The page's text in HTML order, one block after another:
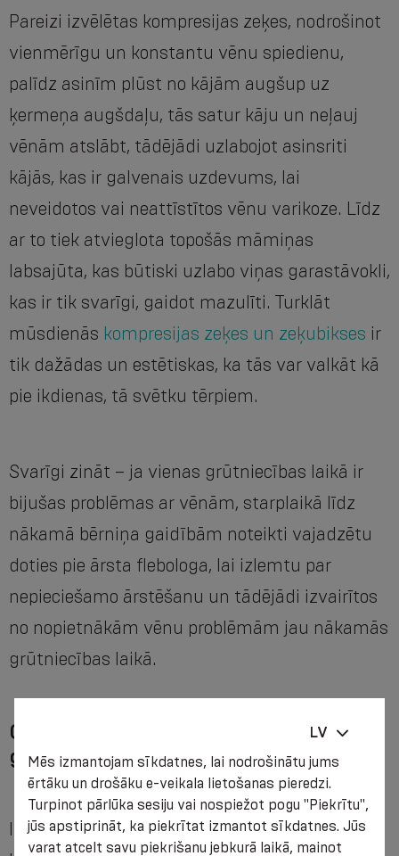
Pareizi izvēlētas kompresijas zeķes, nodrošinot
vienmērīgu un konstantu vēnu spiedienu,
palīdz asinīm plūst no kājām augšup uz
ķermeņa augšdaļu, tās satur kāju un neļauj
vēnām atslābt, tādējādi uzlabojot asinsriti
kājās, kas ir galvenais uzdevums, lai
neveidotos vai neattīstītos vēnu varikoze. Līdz
ar to tiek atvieglota topošās māmiņas
labsajūta, kas būtiski uzlabo viņas garastāvokli,
kas ir tik svarīgi, gaidot mazulīti. Turklāt
mūsdienās kompresijas zeķes un zeķubikses ir
tik dažādas un estētiskas, ka tās var valkāt kā
pie ikdienas, tā svētku tērpiem.
Svarīgi zināt – ja vienas grūtniecības laikā ir
bijušas problēmas ar vēnām, starplaikā līdz
nākamā bērniņa gaidībām noteikti vajadzētu
doties pie ārsta flebologa, lai izlemtu par
nepieciešamo ārstēšanu un tādējādi izvairītos
no nopietnākām vēnu problēmām jau nākamās
grūtniecības laikā.
Citi ieteikumi vēnu profilaksei
grūtniecības laikā
Ir pietiekoši daudz veselīgu ikdienas ieradumu,
LV
Mēs izmantojam sīkdatnes, lai nodrošinātu jums
ērtāku un drošāku e-veikala lietošanas pieredzi.
Turpinot pārlūka sesiju vai nospiežot pogu "Piekrītu",
jūs apstiprināt, ka piekrītat izmantot sīkdatnes. Jūs
varat atcelt savu piekrišanu jebkurā laikā, mainot